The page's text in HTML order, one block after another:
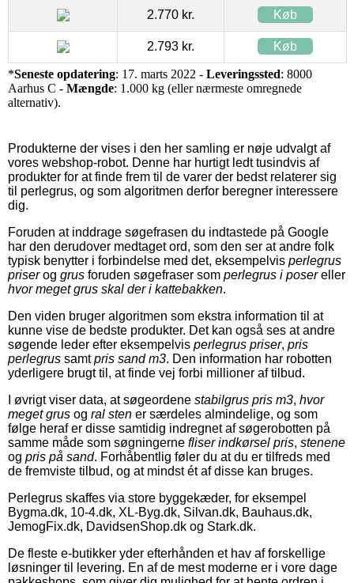
2.770 kr. Køb
2.793 kr. Køb
*Seneste opdatering: 17. marts 2022 - Leveringssted: 8000
Aarhus C - Mængde: 1.000 kg (eller nærmeste omregnede
alternativ).
Produkterne der vises i den her samling er nøje udvalgt af
vores webshop-robot. Denne har hurtigt ledt tusindvis af
produkter for at finde frem til de varer der bedst relaterer sig
til perlegrus, og som algoritmen derfor beregner interessere
dig.
Foruden at inddrage søgefrasen du indtastede på Google
har den derudover medtaget ord, som den ser at andre folk
typisk benytter i forbindelse med det, eksempelvis perlegrus
priserog grus foruden søgefraser som perlegrus i posereller
hvor meget grus skal der i kattebakken.
Den viden bruger algoritmen som ekstra information til at
kunne vise de bedste produkter. Det kan også ses at andre
søgende leder efter eksempelvis perlegrus priser, pris
perlegrus samtpris sand m3. Den information har robotten
yderligere brugt til, at finde vej forbi millioner af tilbud.
I øvrigt viser data, at søgeordene stabilgrus pris m3, hvor
meget grus og ral sten er særdeles almindelige, og som
følge heraf er disse samtidig indregnet af søgerobotten på
samme måde som søgningerne fliser indkørsel pris, stenene
og pris på sand. Forhåbentlig føler du at du er tilfreds med
de fremviste tilbud, og at mindst ét af disse kan bruges.
Perlegrus skaffes via store byggekæder, for eksempel
Bygma.dk, 10-4.dk, XL-Byg.dk, Silvan.dk, Bauhaus.dk,
JemogFix.dk, DavidsenShop.dk og Stark.dk.
De fleste e-butikker yder efterhånden et hav af forskellige
løsninger til levering. En af de mest moderne er i vore dage